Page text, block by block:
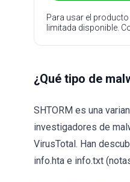
Para usar el
limitada disponible.
¿Qué tipo de
SHTORM es una
investigadores de
VirusTotal. Han
info.hta e info.txt